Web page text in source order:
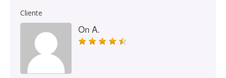
Cliente
On A.